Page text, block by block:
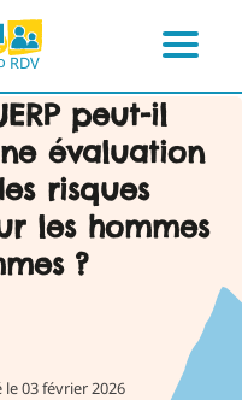
RDV
évaluation
risques
les hommes
?
03 février 2026